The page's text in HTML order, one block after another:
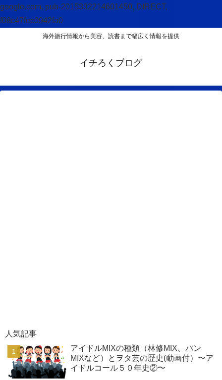
google.com, pub-2015332214601450, DIRECT,
f08c47fec0942fa0
海外旅行情報から美容、読書まで幅広く情報を提供
イチろくブログ
人気記事
アイドルMIXの種類（林修MIX、パン
MIXなど）とヲタ芸の歴史(動画付）〜ア
イドルコール５０年史②〜